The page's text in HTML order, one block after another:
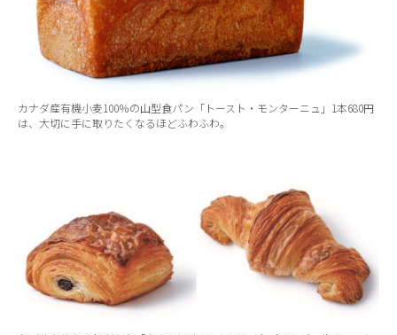
カナダ産有機小麦100％の山型食パン「トースト・モンターニュ」1本680円
は、大切に手に取りたくなるほどふわふわ。